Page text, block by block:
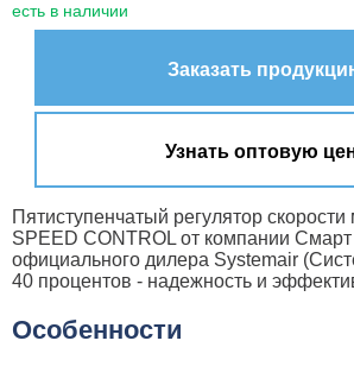
есть в наличии
Заказать
Узнать оптовую
Пятиступенчатый регулятор
SPEED CONTROL от компании Смарт
официального дилера Systemair
40 процентов - надежность и
Особенности